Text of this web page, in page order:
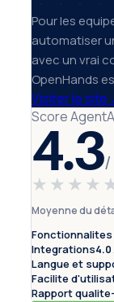
Pour les
automatiser
avec un vrai
OpenHands
Visiter le site
Score
4.3
Moyenne du
Integrations4.0
Langue et
Facilite
Rapport